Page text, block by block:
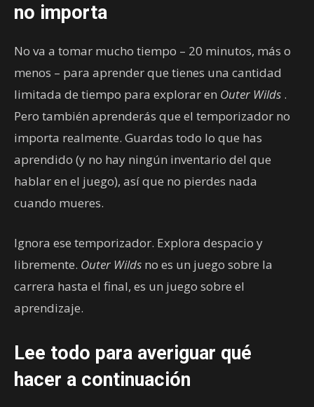
no importa
No va a tomar mucho tiempo – 20 minutos, más o
menos – para aprender que tienes una cantidad
limitada de tiempo para explorar en Outer Wilds .
Pero también aprenderás que el temporizador no
importa realmente. Guardas todo lo que has
aprendido (y no hay ningún inventario del que
hablar en el juego), así que no pierdes nada
cuando mueres.
Ignora ese temporizador. Explora despacio y
libremente. Outer Wilds no es un juego sobre la
carrera hasta el final, es un juego sobre el
aprendizaje.
Lee todo para averiguar qué
hacer a continuación